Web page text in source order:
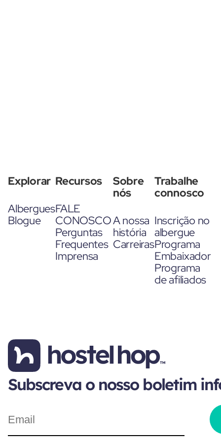
Explorar
Albergues
Blogue
Recursos
FALE
CONOSCO
Perguntas
Frequentes
Imprensa
Sobre
nós
A nossa
história
Carreiras
Trabalhe
connosco
Inscrição no
albergue
Programa
Embaixador
Programa
de afiliados
Subscreva o nosso boletim